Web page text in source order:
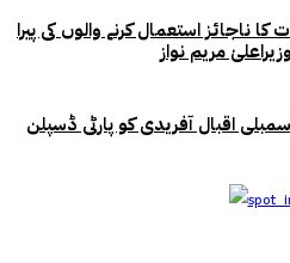
کا ناجائز استعمال کرنے والوں کی پیرا
اقبال آفریدی کو پارٹی ڈسپلن